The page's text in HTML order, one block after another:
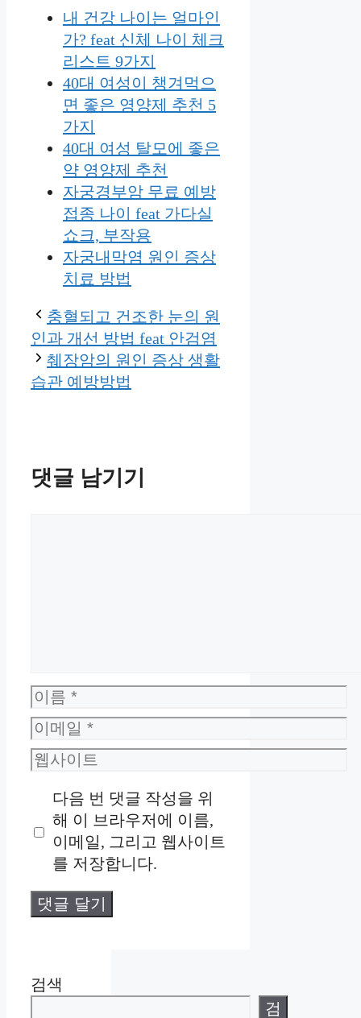
내 건강 나이는 얼마인
가? feat 신체 나이 체크
리스트 9가지
40대 여성이 챙겨먹으
면 좋은 영양제 추천 5
가지
40대 여성 탈모에 좋은
약 영양제 추천
자궁경부암 무료 예방
접종 나이 feat 가다실
쇼크, 부작용
자궁내막염 원인 증상
치료 방법
충혈되고 건조한 눈의 원
인과 개선 방법 feat 안검염
췌장암의 원인 증상 생활
습관 예방방법
댓글 남기기
이
름
이
메
일
웹
트
다음 번 댓글 작성을 위
해 이 브라우저에 이름,
이메일, 그리고 웹사이트
를 저장합니다.
검색
검